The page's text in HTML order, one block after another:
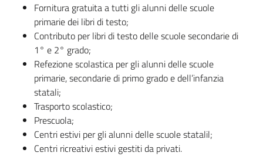
Fornitura gratuita a tutti gli alunni delle scuole
primarie dei libri di testo;
Contributo per libri di testo delle scuole secondarie di
1° e 2° grado;
Refezione scolastica per gli alunni delle scuole
primarie, secondarie di primo grado e dell’infanzia
statali;
Trasporto scolastico;
Prescuola;
Centri estivi per gli alunni delle scuole statalil;
Centri ricreativi estivi gestiti da privati.